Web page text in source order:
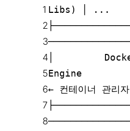
1
2
3
4
5
6
7
8
Libs) │ ...
│
← 컨테이너 관리자